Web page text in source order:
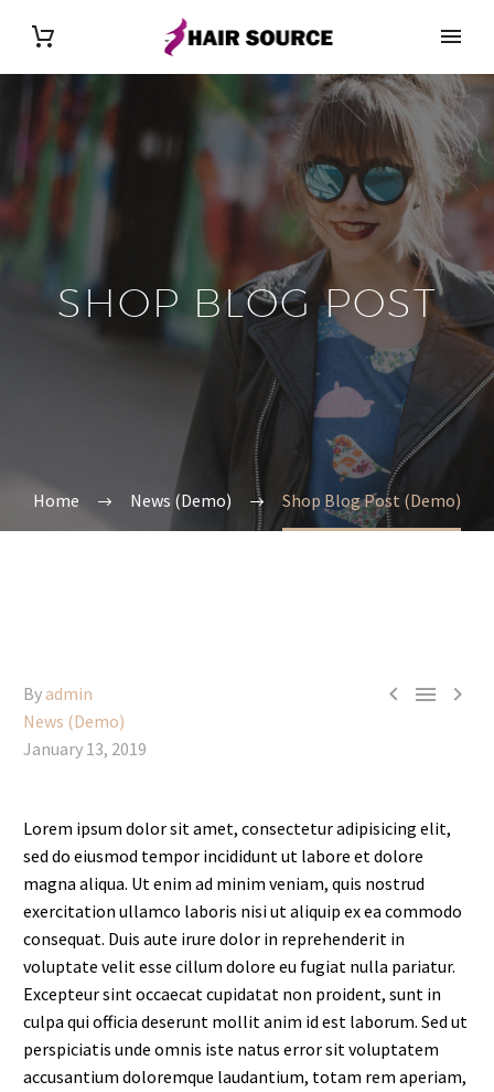
SHOP BLOG POST
Home News (Demo) Shop Blog Post (Demo)
  
By admin
News (Demo)
January 13, 2019
Lorem ipsum dolor sit amet, consectetur adipisicing elit,
sed do eiusmod tempor incididunt ut labore et dolore
magna aliqua. Ut enim ad minim veniam, quis nostrud
exercitation ullamco laboris nisi ut aliquip ex ea commodo
consequat. Duis aute irure dolor in reprehenderit in
voluptate velit esse cillum dolore eu fugiat nulla pariatur.
Excepteur sint occaecat cupidatat non proident, sunt in
culpa qui officia deserunt mollit anim id est laborum. Sed ut
perspiciatis unde omnis iste natus error sit voluptatem
accusantium doloremque laudantium, totam rem aperiam,